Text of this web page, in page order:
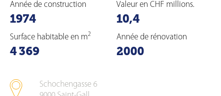
Année de construction
1974
Valeur en CHF millions.
10,4
Surface habitable en m2
4 369
Année de rénovation
2000
Schochengasse 6